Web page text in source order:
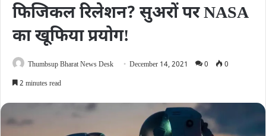
फिजिकल रिलेशन? सुअरों पर NASA
का खूफिया प्रयोगǃ
Thumbsup Bharat News Desk December 14, 2021 0
0
2 minutes read